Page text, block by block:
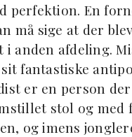
perfektion. En
må sige at der
i anden afdeling.
fantastiske
er en person
stol og med
og imens